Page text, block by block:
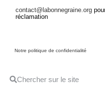
contact@labonnegraine.org
réclamation
Notre politique de confidentialité